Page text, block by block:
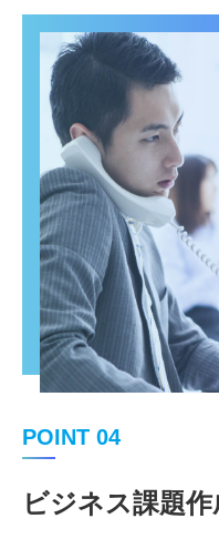
POINT 04
ビジネス課題